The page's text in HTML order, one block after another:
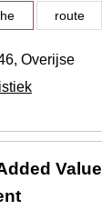
route
Overijse
Value